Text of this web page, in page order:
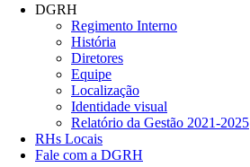
DGRH
Regimento Interno
História
Diretores
Equipe
Localização
Identidade visual
Relatório da Gestão 2021-2025
RHs Locais
Fale com a DGRH